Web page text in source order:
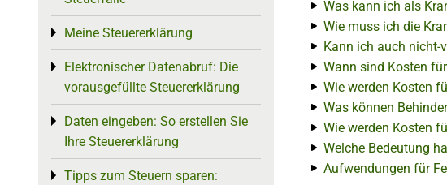
Was kann ich als
Wie muss ich die
Kann ich auch nicht-
Wann sind Kosten
Wie werden Kosten
Was können
Wie werden Kosten
Welche Bedeutung
Aufwendungen für
Meine Steuererklärung
Toggle menu
Elektronischer Datenabruf: Die
vorausgefüllte Steuererklärung
Toggle menu
Daten eingeben: So erstellen Sie
Ihre Steuererklärung
Toggle menu
Tipps zum Steuern sparen:
Toggle menu